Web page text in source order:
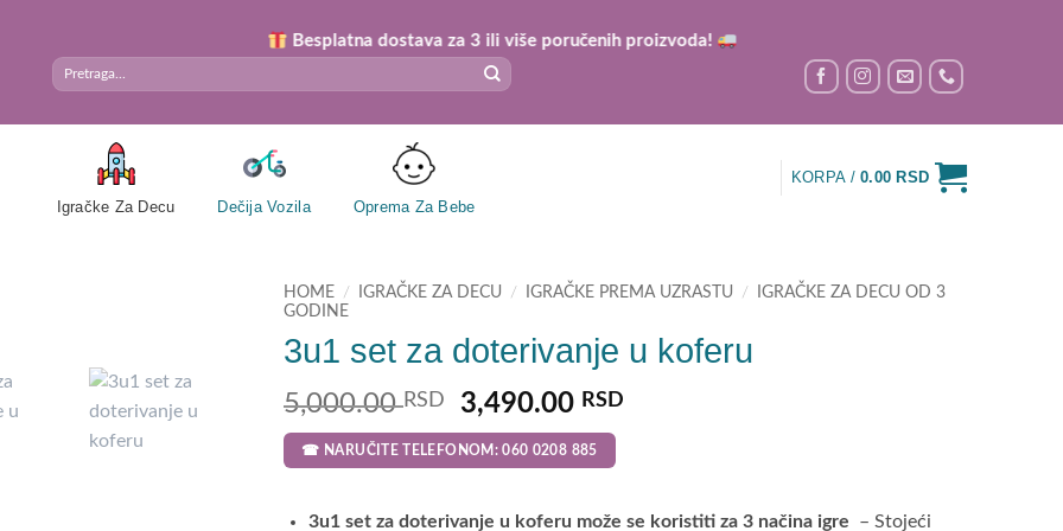
Search
for:
Besplatna dostava za 3 ili više poručenih proizvoda!
Igračke Za Decu Dečija Vozila Oprema Za Bebe
KORPA /0.00 RSD
HOME / IGRAČKE ZA DECU / IGRAČKE PREMA UZRASTU /
IGRAČKE ZA DECU OD 3
GODINE
3u1 set za doterivanje u koferu
5,000.00RSD
Original
price
was:
3,490.00 RSD
☎ NARUČITE TELEFONOM: 060 0208 885
3u1 set za doterivanje u koferu može se koristiti za 3 načina igre
– Stojeći